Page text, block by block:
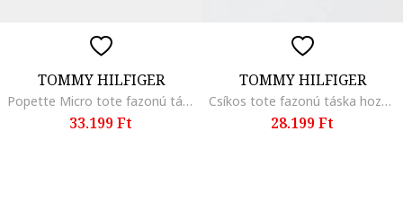
TOMMY HILFIGER
Popette Micro tote fazonú táska, Bézs
33.199 Ft
TOMMY HILFIGER
Csíkos tote fazonú táska hozzáillő kistáskával, Türkiz/Világoskék
28.199 Ft